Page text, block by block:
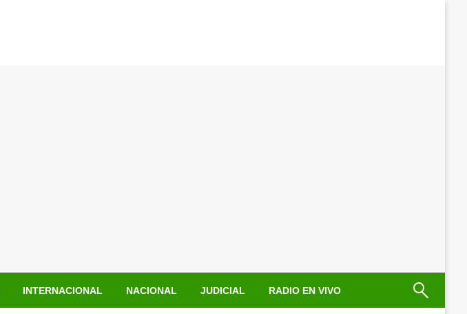
INTERNACIONAL NACIONAL JUDICIAL RADIO EN VIVO